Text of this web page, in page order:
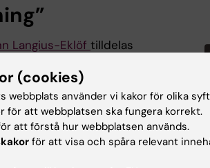
Langius-Eklöf tilldelas
utbildning inom omvårdnad.
om patientrapporterade
och
vård har fått internationell
och haft stor betydelse för
(cookies)
webbplats använder vi kakor för olika
för att webbplatsen ska fungera korrekt.
att förstå hur webbplatsen används.
för att visa och spåra relevant